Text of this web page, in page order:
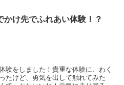
かけ先でふれあい体験！？
験をしました！貴重な体験に、わく
たけど、勇気を出して触れてみた